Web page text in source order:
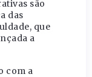
são
das
que
a
com a